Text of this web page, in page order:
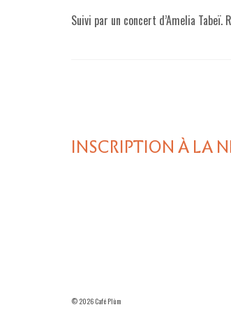
Suivi par un concert d’Amelia Tabeï.
INSCRIPTION À LA
© 2026 Café Plùm